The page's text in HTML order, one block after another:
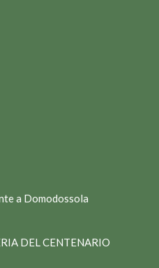
a Domodossola
DEL CENTENARIO